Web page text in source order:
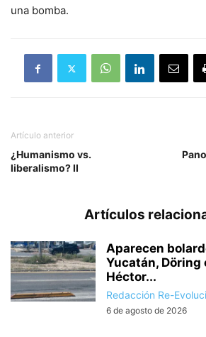
una bomba.
Artículo anterior
¿Humanismo vs.
liberalismo? II
Artículos
Aparecen
Yucatán, Döring
Héctor...
Redacción Re-
6 de agosto de 2026